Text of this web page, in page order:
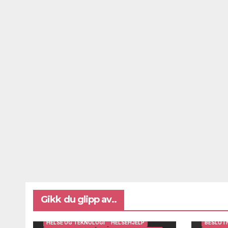
Gikk du glipp av..
BRUKERINNSIKT OG BRUKERMEDVIRKNING
DIGITAL AVSTANDSOPPFØLGING
HELSE OG TEKNOLOGI
HELSEHJELP